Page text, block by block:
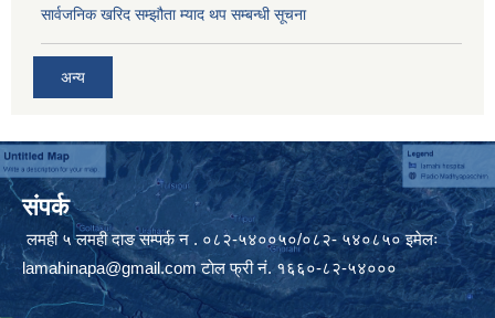
सार्वजनिक खरिद सम्झौता म्याद थप सम्बन्धी सूचना
अन्य
संपर्क
लमही ५ लमही दाङ सम्पर्क न . ०८२-५४००५०/०८२- ५४०८५० इमेलः
lamahinapa@gmail.comटाेल फ्री नं. १६६०-८२-५४०००